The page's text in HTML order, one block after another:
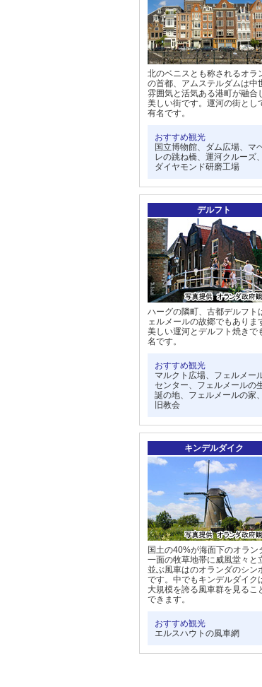
北のベニスとも称されるオラ
の首都、アムステルダムは中
雰囲気と活気ある港町が融合
美しい街です。運河の街とし
有名です。
おすすめ観光
国立博物館、ダム広場、マ
レの跳ね橋、運河クルーズ、
ダイヤモンド研磨工場
デルフト
ハーグの隣町、古都デルフト
ェルメールの故郷でもありま
美しい運河とデルフト焼きで
名です。
おすすめ観光
マルクト広場、フェルメー
センター、フェルメールの
誕の地、フェルメールの家、
旧教会
キンデルダイク
国土の40%が海面下のオラン
一面の牧草地帯に威風堂々と
並ぶ風車はのオランダのシン
です。中でもキンデルダイク
大規模を誇る風車群を見るこ
できます。
おすすめ観光
エルスハウトの風車網